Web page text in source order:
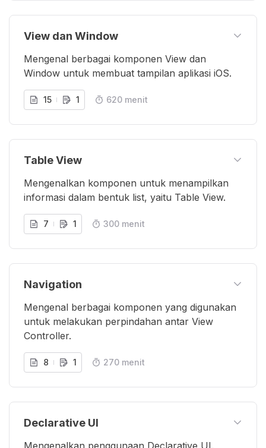
View dan Window
Mengenal berbagai komponen View dan
Window untuk membuat tampilan aplikasi iOS.
15 1 620 menit
Table View
Mengenalkan komponen untuk menampilkan
informasi dalam bentuk list, yaitu Table View.
7 1 300 menit
Navigation
Mengenal berbagai komponen yang digunakan
untuk melakukan perpindahan antar View
Controller.
8 1 270 menit
Declarative UI
Mengenalkan penggunaan Declarative UI,